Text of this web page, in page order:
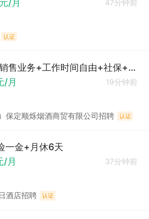
/月
47分钟前
认证
畅销酒水饮料销售业务+工作时间自由+社保+工作轻松
/月
19分钟前
保定顺烁烟酒商贸有限公司招聘 认证
一金+月休6天
月
37分钟前
酒店招聘 认证